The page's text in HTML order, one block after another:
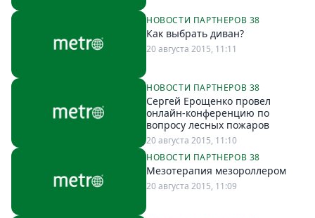
Театр
Кино
Выставки
О
НОВОСТИ ПАРТНЕРОВ 38
Как выбрать диван?
20 августа 2015, 11:11
НОВОСТИ ПАРТНЕРОВ 38
Сергей Ерощенко провел
онлайн-конференцию по
вопросу лесных пожаров
20 августа 2015, 11:10
НОВОСТИ ПАРТНЕРОВ 38
Мезотерапия мезороллером
20 августа 2015, 11:09